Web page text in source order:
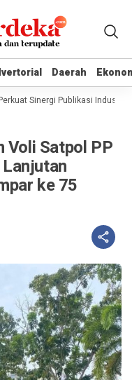
Daerah
Daerah
Sinergi Publikasi Industri
Voli Satpol PP
ke 75